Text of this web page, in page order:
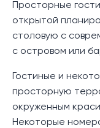
Просторные
открытой
столовую с
с островом или
Гостиные и
просторную
окруженным
Некоторые